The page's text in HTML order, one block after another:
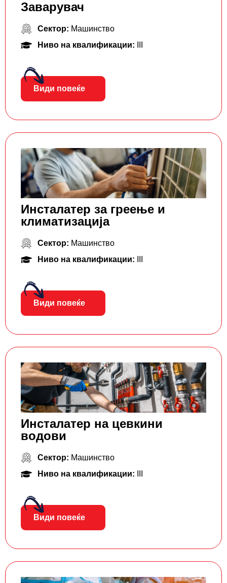
Заварувач
Сектор: Машинство
Ниво на квалификации:
Види повеќе
Инсталатер за греење и
климатизација
Сектор: Машинство
Ниво на квалификации:
Види повеќе
Инсталатер на цевкини
водови
Сектор: Машинство
Ниво на квалификации:
Види повеќе